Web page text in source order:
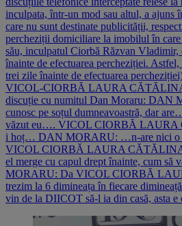
inculpata, într-un mod sau altul, a ajuns
care nu sunt destinate publicității,
percheziții domiciliare la imobilul în
său, inculpatul Ciorbă Răzvan Vladimir,
înainte de efectuarea percheziției.
trei zile înainte de efectuarea
VICOL-CIORBĂ LAURA CĂTĂLINA
discuție cu numitul Dan Moraru: DAN
cunosc pe soțul dumneavoastră, dar
văzut eu…. VICOL CIORBĂ LAURA
i hoț… DAN MORARU: …n-are nici o
VICOL CIORBĂ LAURA
el merge cu capul drept înainte, cum
MORARU: Da VICOL CIORBĂ
trezim la 6 dimineața în fiecare
vin de la DIICOT să-l ia din casă, asta e